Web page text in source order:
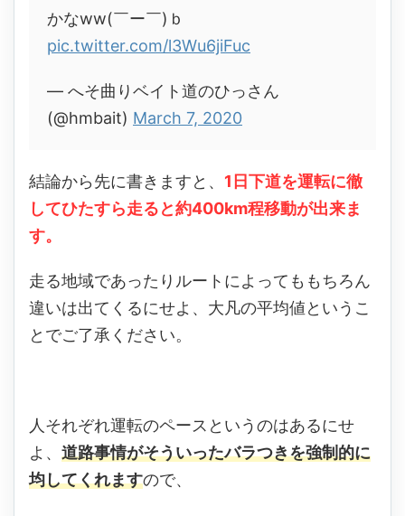
かなww(￣ー￣)ｂ
pic.twitter.com/l3Wu6jiFuc
— へそ曲りベイト道のひっさん
(@hmbait) March 7, 2020
結論から先に書きますと、 1日下道を運転に徹
してひたすら走ると約400km程移動が出来ま
す。
走る地域であったりルートによってももちろん
違いは出てくるにせよ、大凡の平均値というこ
とでご了承ください。
人それぞれ運転のペースというのはあるにせ
よ、 道路事情がそういったバラつきを強制的に
均してくれますので、